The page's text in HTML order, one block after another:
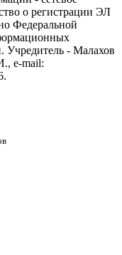
о регистрации ЭЛ
Федеральной
Учредитель - Малахов
e-mail: